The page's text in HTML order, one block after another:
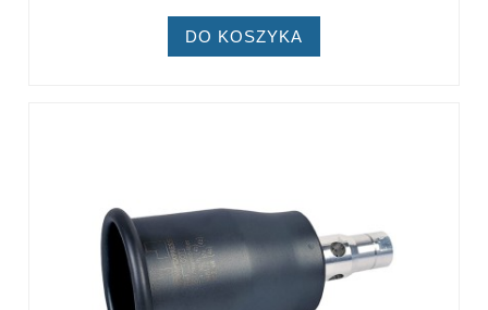
DO KOSZYKA